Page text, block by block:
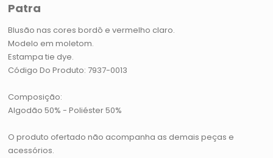
Patra
Blusão nas cores bordô e vermelho claro.
Modelo em moletom.
Estampa tie dye.
Código Do Produto: 7937-0013
Composição:
Algodão 50% - Poliéster 50%
O produto ofertado não acompanha as demais peças e
acessórios.